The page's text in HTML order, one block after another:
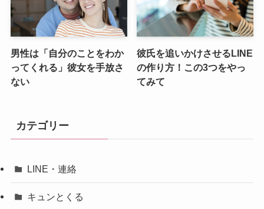
男性は「自分のことをわか
ってくれる」彼女を手放さ
ない
彼氏を追いかけさせるLINE
の作り方！この3つをやっ
てみて
カテゴリー
LINE・連絡
キュンとくる